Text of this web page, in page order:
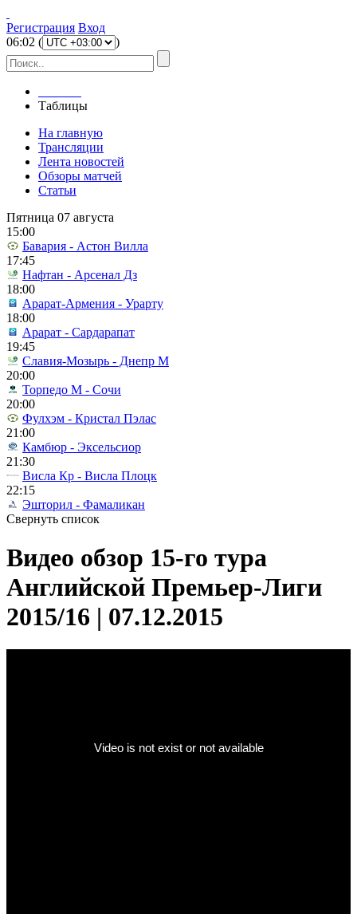
Регистрация Вход
06:02 ( )
Таблицы
На главную
Трансляции
Лента новостей
Обзоры матчей
Статьи
Пятница 07 августа
15:00
Бавария - Астон Вилла
17:45
Нафтан - Арсенал Дз
18:00
Арарат-Армения - Урарту
18:00
Арарат - Сардарапат
19:45
Славия-Мозырь - Днепр М
20:00
Торпедо М - Сочи
20:00
Фулхэм - Кристал Пэлас
21:00
Камбюр - Эксельсиор
21:30
Висла Кр - Висла Плоцк
22:15
Эшторил - Фамаликан
Свернуть список
Видео обзор 15-го тура
Английской Премьер-Лиги
2015/16 | 07.12.2015